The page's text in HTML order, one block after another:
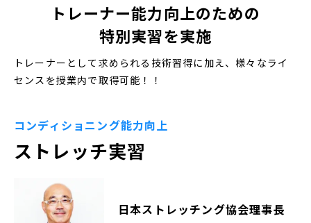
トレーナー能力向上のための
特別実習を実施
トレーナーとして求められる技術習得に加え、様々なライ
センスを授業内で取得可能！！
コンディショニング能力向上
ストレッチ実習
日本ストレッチング協会理事長